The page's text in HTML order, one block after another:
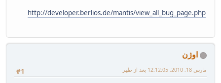
http://developer.berlios.de/mantis/view_all_bug_page.php
اوژن
#1 مارس 18, 2010, 12:12:05 بعد از ظهر